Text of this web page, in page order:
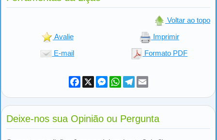
Voltar ao topo
Avalie Imprimir
E-mail Formato PDF
Facebook
X Messenger
WhatsApp
Telegram
Deixe-nos sua Opinião ou Pergunta